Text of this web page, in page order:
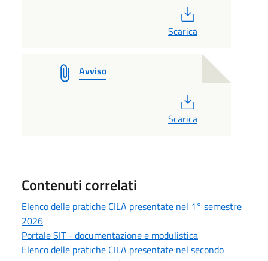
Scarica
Avviso
Scarica
Contenuti correlati
Elenco delle pratiche CILA presentate nel 1° semestre
2026
Portale SIT - documentazione e modulistica
Elenco delle pratiche CILA presentate nel secondo